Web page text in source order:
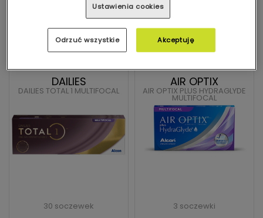
Najniższa cena z 30 dni
promocją: 93,67 zł
Najniższa cena z 30 dni
promocją: 139,99 zł
DAILIES
DAILIES TOTAL 1 MULTIFOCAL
30 soczewek
AIR OPTIX
AIR OPTIX PLUS HYDRAGLYDE
MULTIFOCAL
3 soczewki
Ustawienia cookies
Odrzuć wszystkie Akceptuję